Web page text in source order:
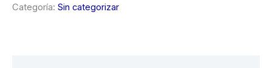
Categoría: Sin categorizar